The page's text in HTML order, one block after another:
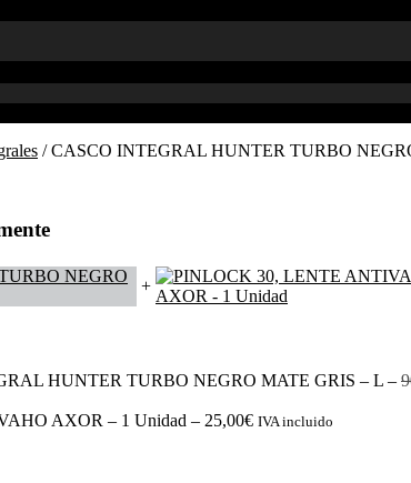
/ CASCO INTEGRAL HUNTER TURBO
+
HUNTER TURBO NEGRO MATE GRIS – L –
AXOR – 1 Unidad – 25,00€ IVA incluido